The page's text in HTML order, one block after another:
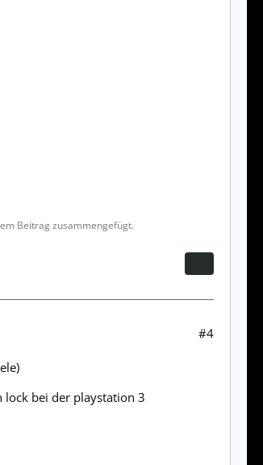
Beitrag zusammengefügt.
#4
lock bei der playstation 3